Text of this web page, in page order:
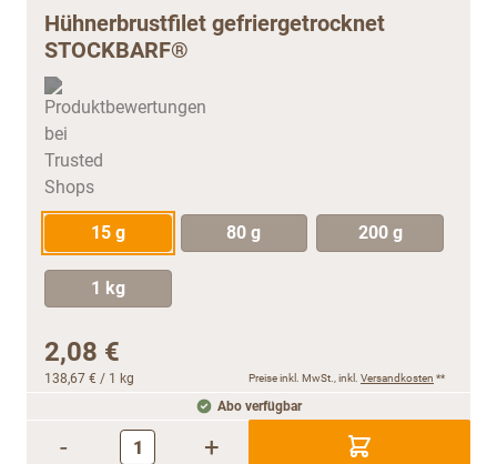
Hühnerbrustfilet gefriergetrocknet
STOCKBARF®
15 g 80 g 200 g
1 kg
2,08 €
138,67 € / 1 kg Preise inkl. MwSt., inkl. Versandkosten **
Abo verfügbar
- +